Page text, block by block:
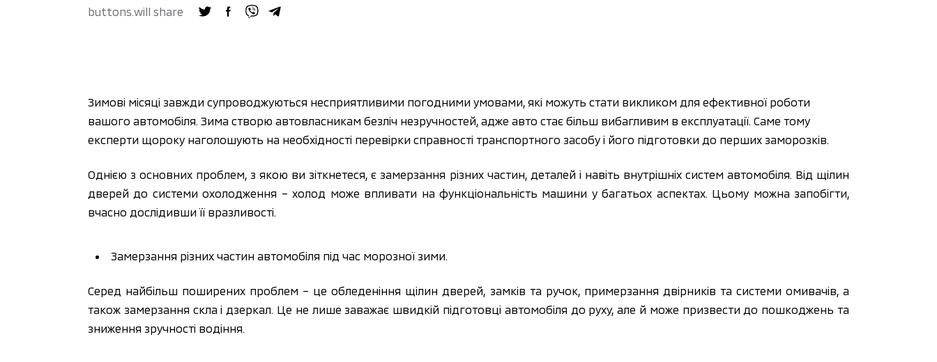
buttons.will share
Зимові місяці завжди супроводжуються несприятливими погодними умовами, які можуть стати викликом для ефективної роботи
вашого автомобіля. Зима створю автовласникам безліч незручностей, адже авто стає більш вибагливим в експлуатації. Саме тому
експерти щороку наголошують на необхідності перевірки справності транспортного засобу і його підготовки до перших заморозків.
Однією з основних проблем, з якою ви зіткнетеся, є замерзання різних частин, деталей і навіть внутрішніх систем автомобіля. Від щілин
дверей до системи охолодження – холод може впливати на функціональність машини у багатьох аспектах. Цьому можна запобігти,
вчасно дослідивши її вразливості.
Замерзання різних частин автомобіля під час морозної зими.
Серед найбільш поширених проблем – це обледеніння щілин дверей, замків та ручок, примерзання двірників та системи омивачів, а
також замерзання скла і дзеркал. Це не лише заважає швидкій підготовці автомобіля до руху, але й може призвести до пошкоджень та
зниження зручності водіння.